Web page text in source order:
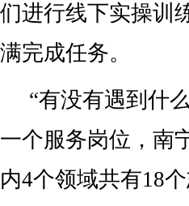
们进行线下实操训
满完成任务。
“有没有遇到什
一个服务岗位，南
内4个领域共有18